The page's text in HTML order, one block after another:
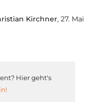
Kirchner, 27. Mai
Hier geht's